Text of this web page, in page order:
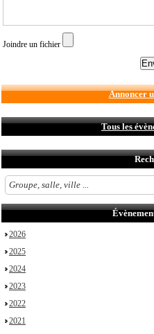
Joindre un fichier
Annoncer
Tous les
2026
2025
2024
2023
2022
2021